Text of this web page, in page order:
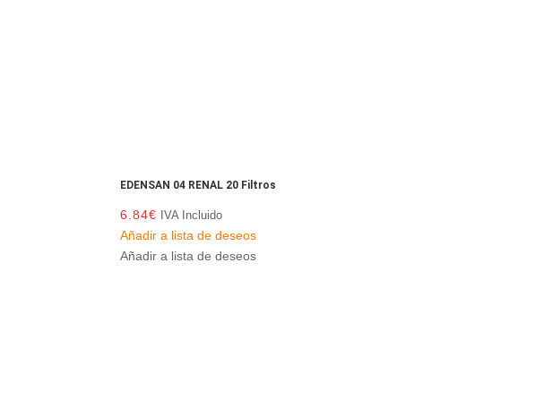
EDENSAN 04 RENAL 20 Filtros
6.84€ IVA Incluido
Añadir a lista de deseos
Añadir a lista de deseos